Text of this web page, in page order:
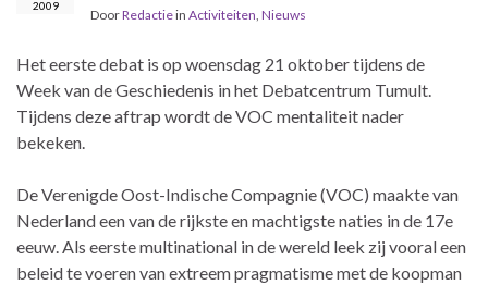
2009
DoorRedactiein Activiteiten, Nieuws
Het eerste debat is op woensdag 21 oktober tijdens de
Week van de Geschiedenis in het Debatcentrum Tumult.
Tijdens deze aftrap wordt de VOC mentaliteit nader
bekeken.
De Verenigde Oost-Indische Compagnie (VOC) maakte van
Nederland een van de rijkste en machtigste naties in de 17e
eeuw. Als eerste multinational in de wereld leek zij vooral een
beleid te voeren van extreem pragmatisme met de koopman